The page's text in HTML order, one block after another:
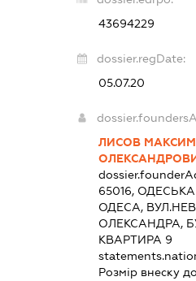
43694229
dossier.regDate:
05.07.20
ЛИСОВ МАКСИМ
65016,
ОДЕСА,
ОЛЕКСАНДРА,
КВАРТИРА 9
Розмір внеску